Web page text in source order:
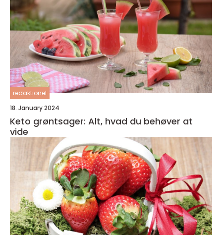
redaktionel
18. January 2024
Keto grøntsager: Alt, hvad du behøver at
vide